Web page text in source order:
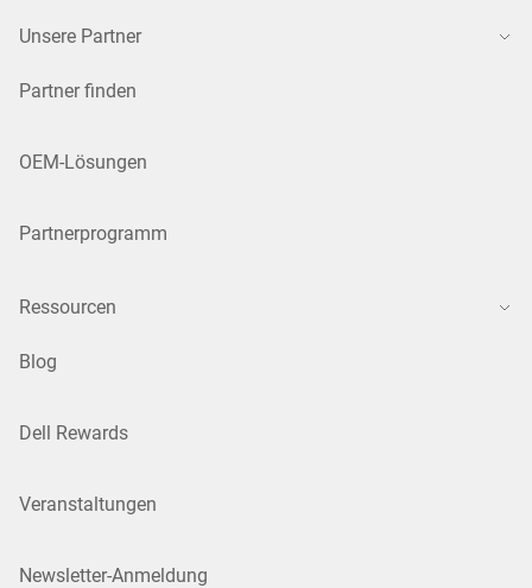
Unsere Partner
Partner finden
OEM-Lösungen
Partnerprogramm
Ressourcen
Blog
Dell Rewards
Veranstaltungen
Newsletter-Anmeldung